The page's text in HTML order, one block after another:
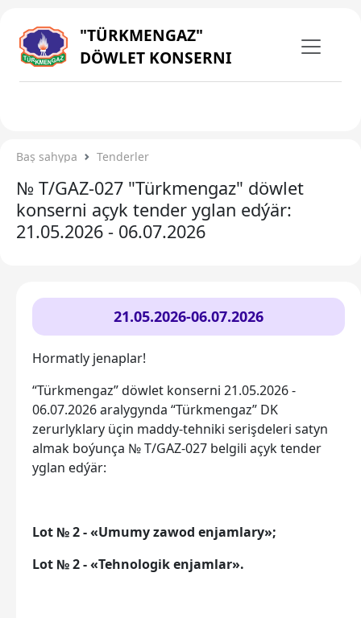
"TÜRKMENGAZ"
DÖWLET KONSERNI
Baş sahypa Tenderler
№ T/GAZ-027 "Türkmengaz" döwlet
konserni açyk tender yglan edýär:
21.05.2026 - 06.07.2026
21.05.2026-06.07.2026
Hormatly jenaplar!
“Türkmengaz” döwlet konserni 21.05.2026 -
06.07.2026 aralygynda “Türkmengaz” DK
zerurlyklary üçin maddy-tehniki serişdeleri satyn
almak boýunça № T/GAZ-027 belgili açyk tender
yglan edýär:
Lot № 2 - «Umumy zawod enjamlary»;
Lot № 2 - «Tehnologik enjamlar».